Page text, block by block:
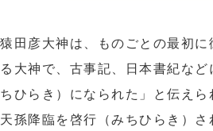
猿田彦大神は、ものごとの最初
る大神で、古事記、日本書紀な
ちひらき）になられた」と伝えら
天孫降臨を啓行（みちひらき）